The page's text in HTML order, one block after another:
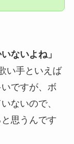
ないよね」
い手といえば
ですが、ボ
ないので、
思うんです